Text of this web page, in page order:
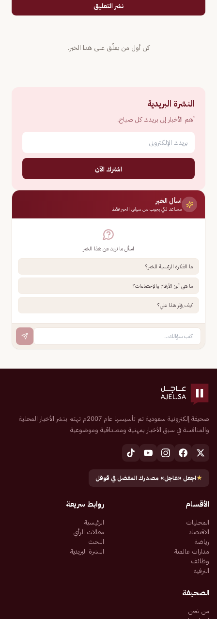
نشر التعليق
كن أول من يعلّق على هذا الخبر.
النشرة البريدية
أهم الأخبار إلى بريدك كل صباح.
اشترك الآن
اسأل الخبر
مساعد ذكي يجيب من سياق الخبر فقط
اسأل ما تريد عن هذا الخبر
ما الفكرة الرئيسية للخبر؟
ما هي أبرز الأرقام والإحصاءات؟
كيف يؤثر هذا علي؟
صحيفة إلكترونية سعودية تم تأسيسها عام 2007م تهتم بنشر الأخبار المحلية
والمنافسة في سبق الأخبار بمهنية ومصداقية وموضوعية
★اجعل «عاجل» مصدرك المفضل في قوقل
الأقسام
المحليات
الاقتصاد
رياضة
مدارات عالمية
وظائف
الترفيه
روابط سريعة
الرئيسية
مقالات الرأي
البحث
النشرة البريدية
الصحيفة
من نحن